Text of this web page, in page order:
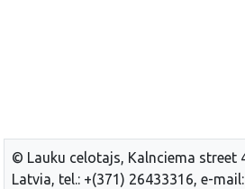
© Lauku celotajs, Kalnciema street
Latvia, tel.: +(371) 26433316, e-mail: